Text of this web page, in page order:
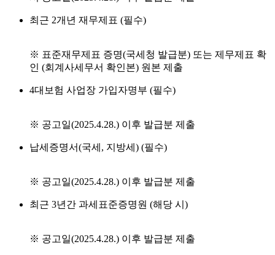
최근 2개년 재무제표 (필수)
※ 표준재무제표 증명(국세청 발급분) 또는 제무제표 확
인 (회계사세무서 확인본) 원본 제출
4대보험 사업장 가입자명부 (필수)
※ 공고일(2025.4.28.) 이후 발급분 제출
납세증명서(국세, 지방세) (필수)
※ 공고일(2025.4.28.) 이후 발급분 제출
최근 3년간 과세표준증명원 (해당 시)
※ 공고일(2025.4.28.) 이후 발급분 제출